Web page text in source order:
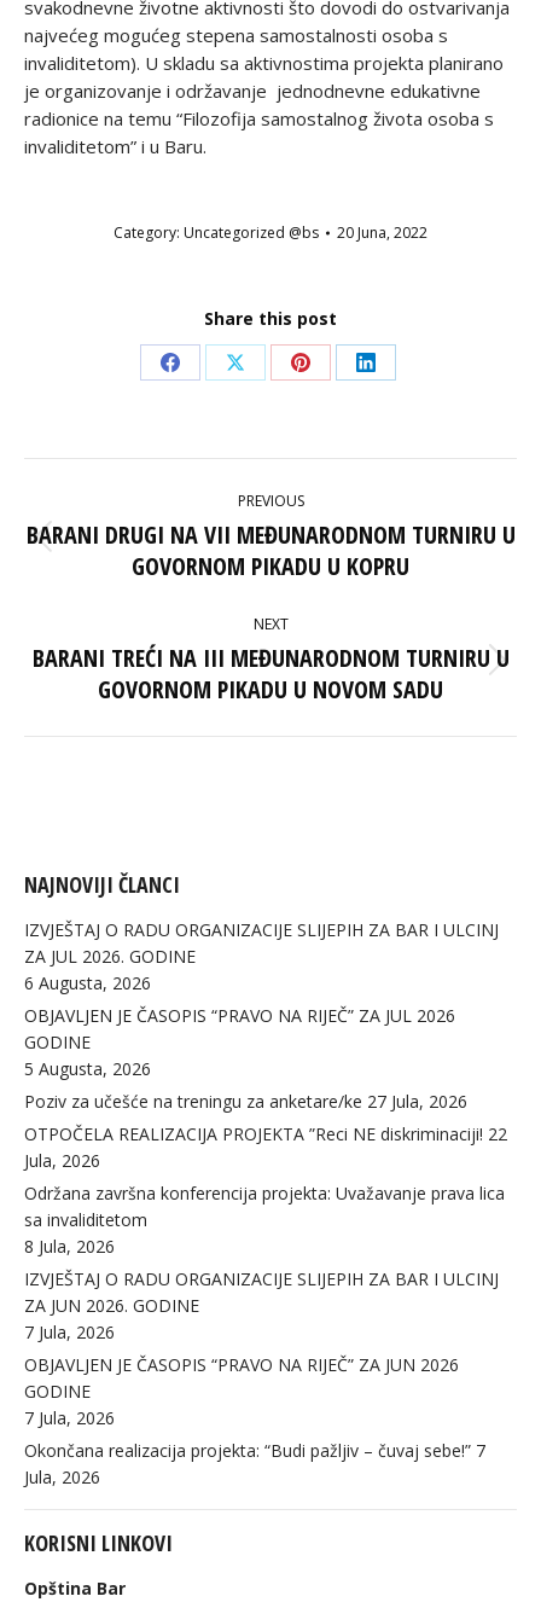
svakodnevne životne aktivnosti što dovodi do ostvarivanja
najvećeg mogućeg stepena samostalnosti osoba s
invaliditetom). U skladu sa aktivnostima projekta planirano
je organizovanje i održavanje jednodnevne edukativne
radionice na temu “Filozofija samostalnog života osoba s
invaliditetom” i u Baru.
Category: Uncategorized @bs 20 Juna, 2022
Share this post
Share
Facebook
Share
X
Share
Pinterest
Share
LinkedIn
NAVIGATION
PREVIOUS
Previous
post:
BARANI DRUGI NA VII MEĐUNARODNOM TURNIRU U
GOVORNOM PIKADU U KOPRU
NEXT
Next
post:
BARANI TREĆI NA III MEĐUNARODNOM TURNIRU U
GOVORNOM PIKADU U NOVOM SADU
NAJNOVIJI ČLANCI
IZVJEŠTAJ O RADU ORGANIZACIJE SLIJEPIH ZA BAR I ULCINJ
ZA JUL 2026. GODINE
6 Augusta, 2026
OBJAVLJEN JE ČASOPIS “PRAVO NA RIJEČ” ZA JUL 2026
GODINE
5 Augusta, 2026
Poziv za učešće na treningu za anketare/ke 27 Jula, 2026
OTPOČELA REALIZACIJA PROJEKTA ”Reci NE diskriminaciji! 22
Jula, 2026
Održana završna konferencija projekta: Uvažavanje prava lica
sa invaliditetom
8 Jula, 2026
IZVJEŠTAJ O RADU ORGANIZACIJE SLIJEPIH ZA BAR I ULCINJ
ZA JUN 2026. GODINE
7 Jula, 2026
OBJAVLJEN JE ČASOPIS “PRAVO NA RIJEČ” ZA JUN 2026
GODINE
7 Jula, 2026
Okončana realizacija projekta: “Budi pažljiv – čuvaj sebe!” 7
Jula, 2026
KORISNI LINKOVI
Opština Bar